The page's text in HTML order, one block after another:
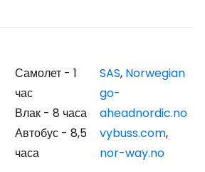
Самолет - 1
час
Влак - 8 часа
Автобус - 8,5
часа
SAS, Norwegian
go-
aheadnordic.no
vybuss.com,
nor-way.no